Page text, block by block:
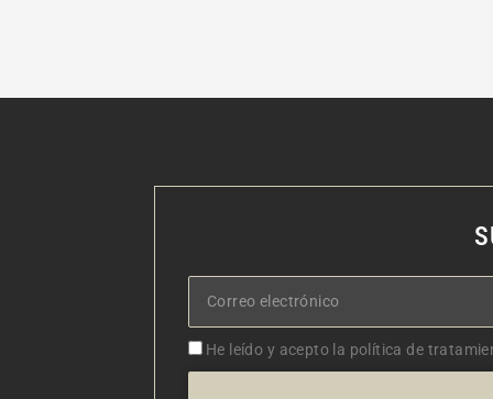
Correo
electrónico
Aceptacion
He leído y acepto la política de